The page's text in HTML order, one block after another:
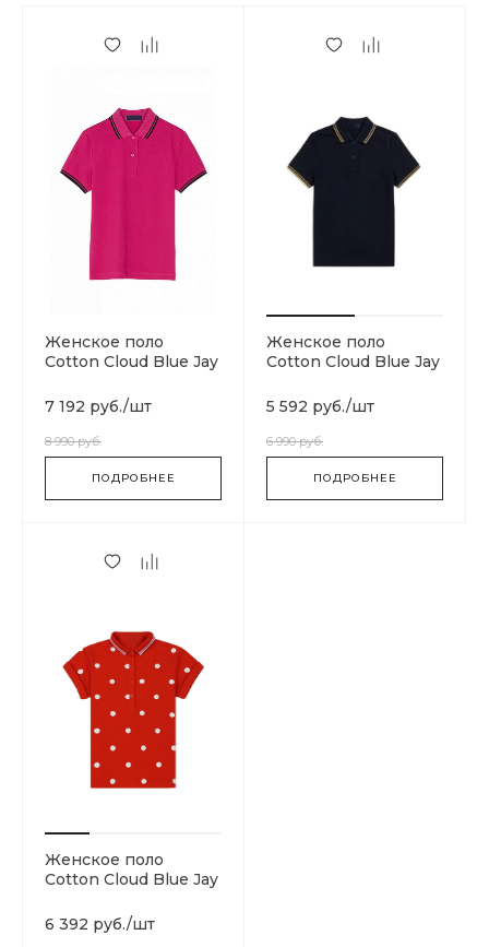
Женское поло
Cotton Cloud Blue Jay
7 192 руб./шт
8 990 руб.
ПОДРОБНЕЕ
Женское поло
Cotton Cloud Blue Jay
5 592 руб./шт
6 990 руб.
ПОДРОБНЕЕ
Женское поло
Cotton Cloud Blue Jay
6 392 руб./шт